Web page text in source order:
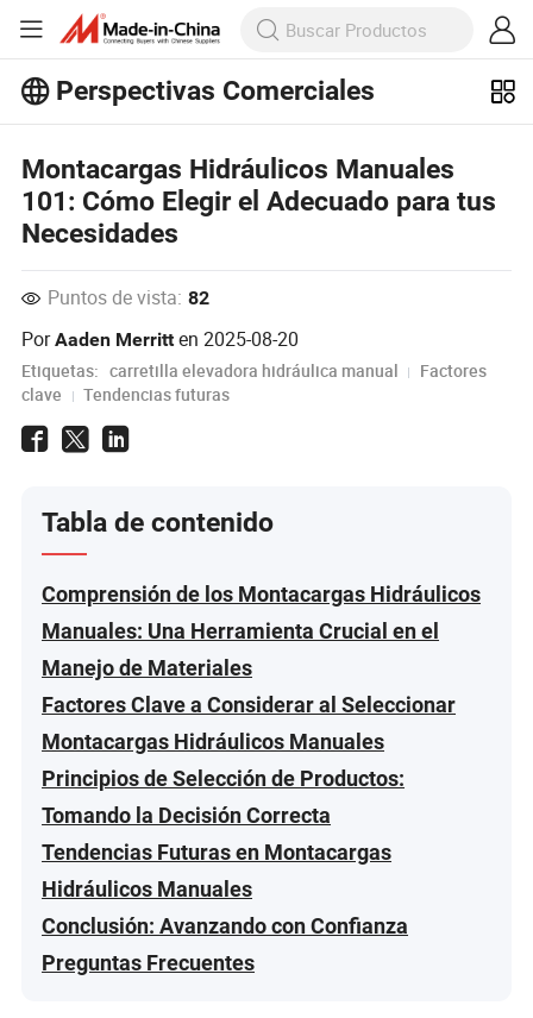
Perspectivas Comerciales
Perspectivas Comerciales!
Ver Más
Montacargas Hidráulicos Manuales
101: Cómo Elegir el Adecuado para tus
Necesidades
Puntos de vista: 82
PorAaden Merritt en2025-08-20
Etiquetas: carretilla elevadora hidráulica manual
Factores
clave
Tendencias futuras
Tabla de contenido
Comprensión de los Montacargas Hidráulicos
Manuales: Una Herramienta Crucial en el
Manejo de Materiales
Factores Clave a Considerar al Seleccionar
Montacargas Hidráulicos Manuales
Principios de Selección de Productos:
Tomando la Decisión Correcta
Tendencias Futuras en Montacargas
Hidráulicos Manuales
Conclusión: Avanzando con Confianza
Preguntas Frecuentes